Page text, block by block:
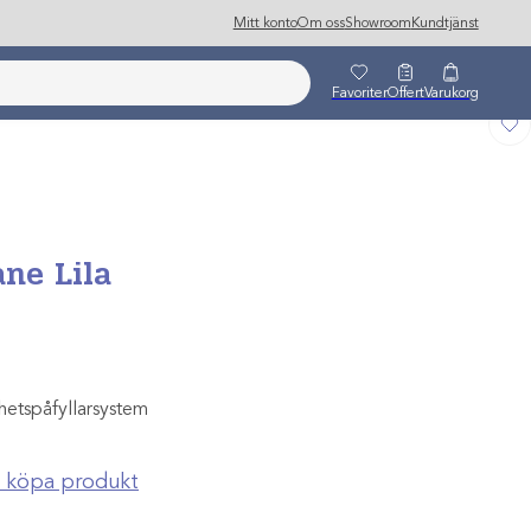
Mitt kontoOm ossShowroom Kundtjänst
FavoriterOffertVarukorg
Lila
köpa produkt